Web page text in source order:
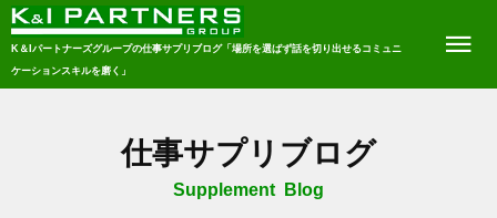
K＆Iパートナーズグループの仕事サプリブログ「場所を選ばず話を切り出せるコミュニ
ケーションスキルを磨く」
仕事サプリブログ
Supplement Blog